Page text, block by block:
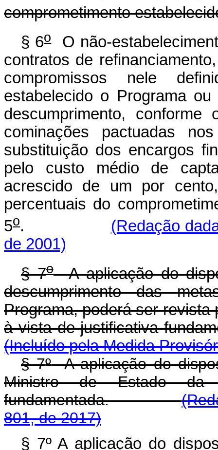
comprometimento
§ 6oO não-
contratos de
compromissos nele
estabelecido o Programa
descumprimento,
cominações pactuadas
substituição dos encargos
pelo custo médio de
acrescido de um por
percentuais do
5o. (Redação
de 2001)
§ 7oA aplicação do
descumprimento das
Programa, poderá ser revista
à vista de justificativa
(Incluído pela Medida
§ 7ºA aplicação do
Ministro de Estado da
fundamentada.
801, de 2017)
§ 7º A aplicação do